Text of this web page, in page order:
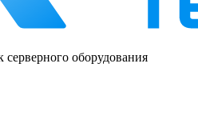
оборудования